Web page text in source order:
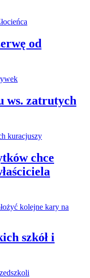
od
ws. zatrutych
chce
szkół i